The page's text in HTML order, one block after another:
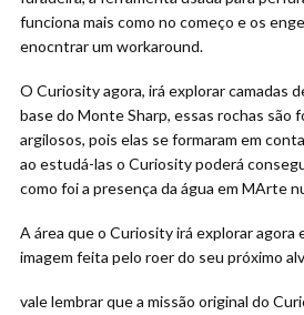
funciona mais como no começo e os
enocntrar um workaround.
O Curiosity agora, irá explorar camadas
base do Monte Sharp, essas rochas são
argilosos, pois elas se formaram em
ao estudá-las o Curiosity poderá
como foi a presença da água em MArte
A área que o Curiosity irá explorar agora
imagem feita pelo roer do seu próximo
vale lembrar que a missão original do